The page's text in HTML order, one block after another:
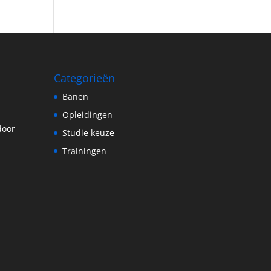
Categorieën
Banen
Opleidingen
Studie keuze
Trainingen